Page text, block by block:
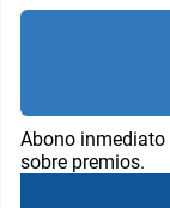
Abono inmediato
sobre premios.